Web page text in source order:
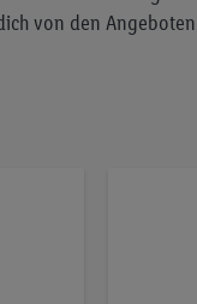
von den